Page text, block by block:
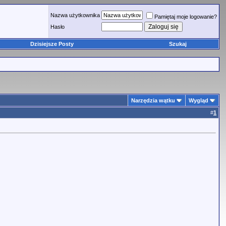
Nazwa użytkownika
Pamiętaj moje logowanie?
Hasło
Dzisiejsze Posty Szukaj
Narzędzia wątku
Wygląd
#1